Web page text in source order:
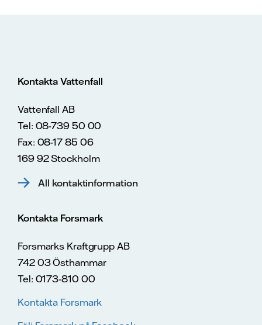
Kontakta Vattenfall
Vattenfall AB
Tel: 08-739 50 00
Fax: 08-17 85 06
169 92 Stockholm
All kontaktinformation
Kontakta Forsmark
Forsmarks Kraftgrupp AB
742 03 Östhammar
Tel: 0173-810 00
Kontakta Forsmark